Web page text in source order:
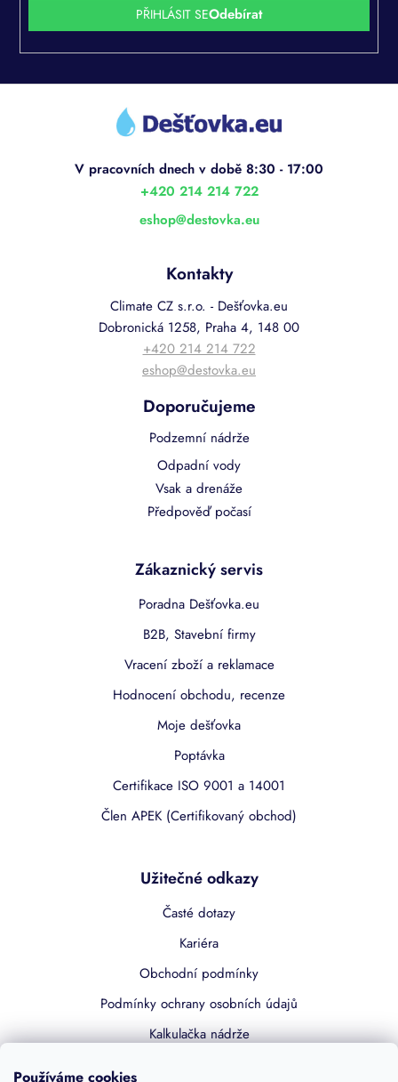
Používáme cookies
PŘIHLÁSIT SE
Z
eshop@destovka.eu
+420 214 214 722
Kontakty
Climate CZ s.r.o. - Dešťovka.eu
Dobronická 1258, Praha 4, 148 00
+420 214 214 722
eshop@destovka.eu
Doporučujeme
Podzemní nádrže
Odpadní vody
Vsak a drenáže
Předpověď počasí
Zákaznický servis
Poradna Dešťovka.eu
B2B, Stavební firmy
Vracení zboží a reklamace
Hodnocení obchodu, recenze
Moje dešťovka
Poptávka
Certifikace ISO 9001 a 14001
Člen APEK (Certifikovaný obchod)
Užitečné odkazy
Časté dotazy
Kariéra
Obchodní podmínky
Podmínky ochrany osobních údajů
Kalkulačka nádrže